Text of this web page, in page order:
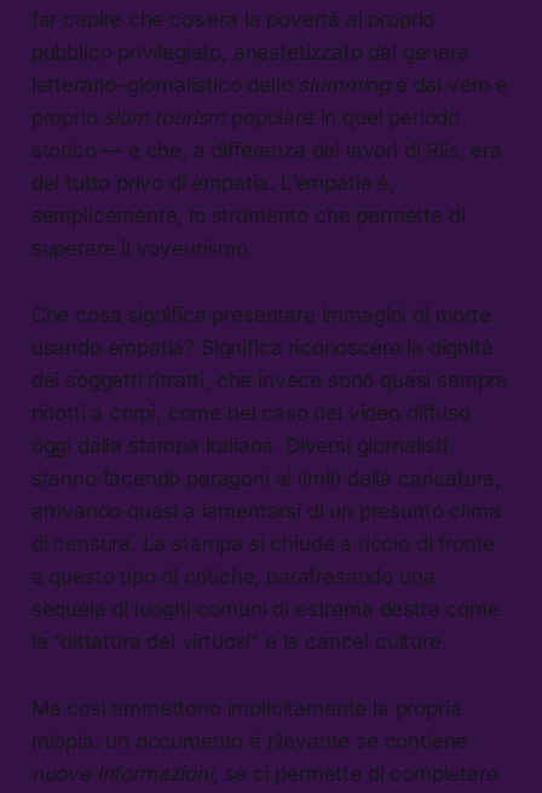
far capire che cos’era la povertà al proprio
pubblico privilegiato, anestetizzato dal genere
letterario–giornalistico dello slumming e dal vero e
proprio slum tourism popolare in quel periodo
storico — e che, a differenza dei lavori di Riis, era
del tutto privo di empatia. L’empatia è,
semplicemente, lo strumento che permette di
superare il voyeurismo.
Che cosa significa presentare immagini di morte
usando empatia? Significa riconoscere la dignità
dei soggetti ritratti, che invece sono quasi sempre
ridotti a corpi, come nel caso del video diffuso
oggi dalla stampa italiana. Diversi giornalisti
stanno facendo paragoni ai limiti della caricatura,
arrivando quasi a lamentarsi di un presunto clima
di censura. La stampa si chiude a riccio di fronte
a questo tipo di critiche, parafrasando una
sequela di luoghi comuni di estrema destra come
la “dittatura dei virtuosi” e la cancel culture.
Ma così ammettono implicitamente la propria
miopia: un documento è rilevante se contiene
nuove informazioni, se ci permette di completare